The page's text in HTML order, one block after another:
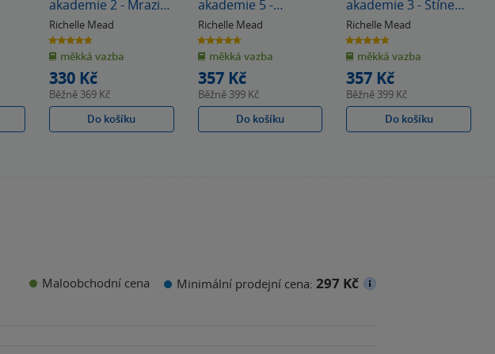
akademie 2 - Mrazivý
polibek
Richelle Mead
4.7
z
5
hvězdiček
měkká vazba
330 Kč
Běžně 369 Kč
Do košíku
akademie 5 -
Spoutáni magií
Richelle Mead
4.7
z
5
hvězdiček
měkká vazba
357 Kč
Běžně 399 Kč
Do košíku
akademie 3 - Stínem
políbená
Richelle Mead
4.7
z
5
hvězdiček
měkká vazba
357 Kč
Běžně 399 Kč
Do košíku
Maloobchodní cena Minimální prodejní cena: 297 Kč